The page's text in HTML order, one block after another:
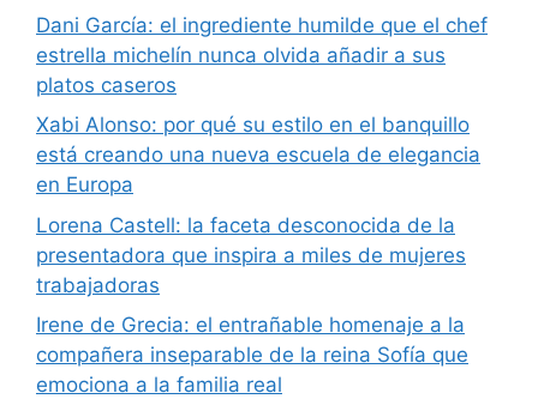
Dani García: el ingrediente humilde que el chef
estrella michelín nunca olvida añadir a sus
platos caseros
Xabi Alonso: por qué su estilo en el banquillo
está creando una nueva escuela de elegancia
en Europa
Lorena Castell: la faceta desconocida de la
presentadora que inspira a miles de mujeres
trabajadoras
Irene de Grecia: el entrañable homenaje a la
compañera inseparable de la reina Sofía que
emociona a la familia real